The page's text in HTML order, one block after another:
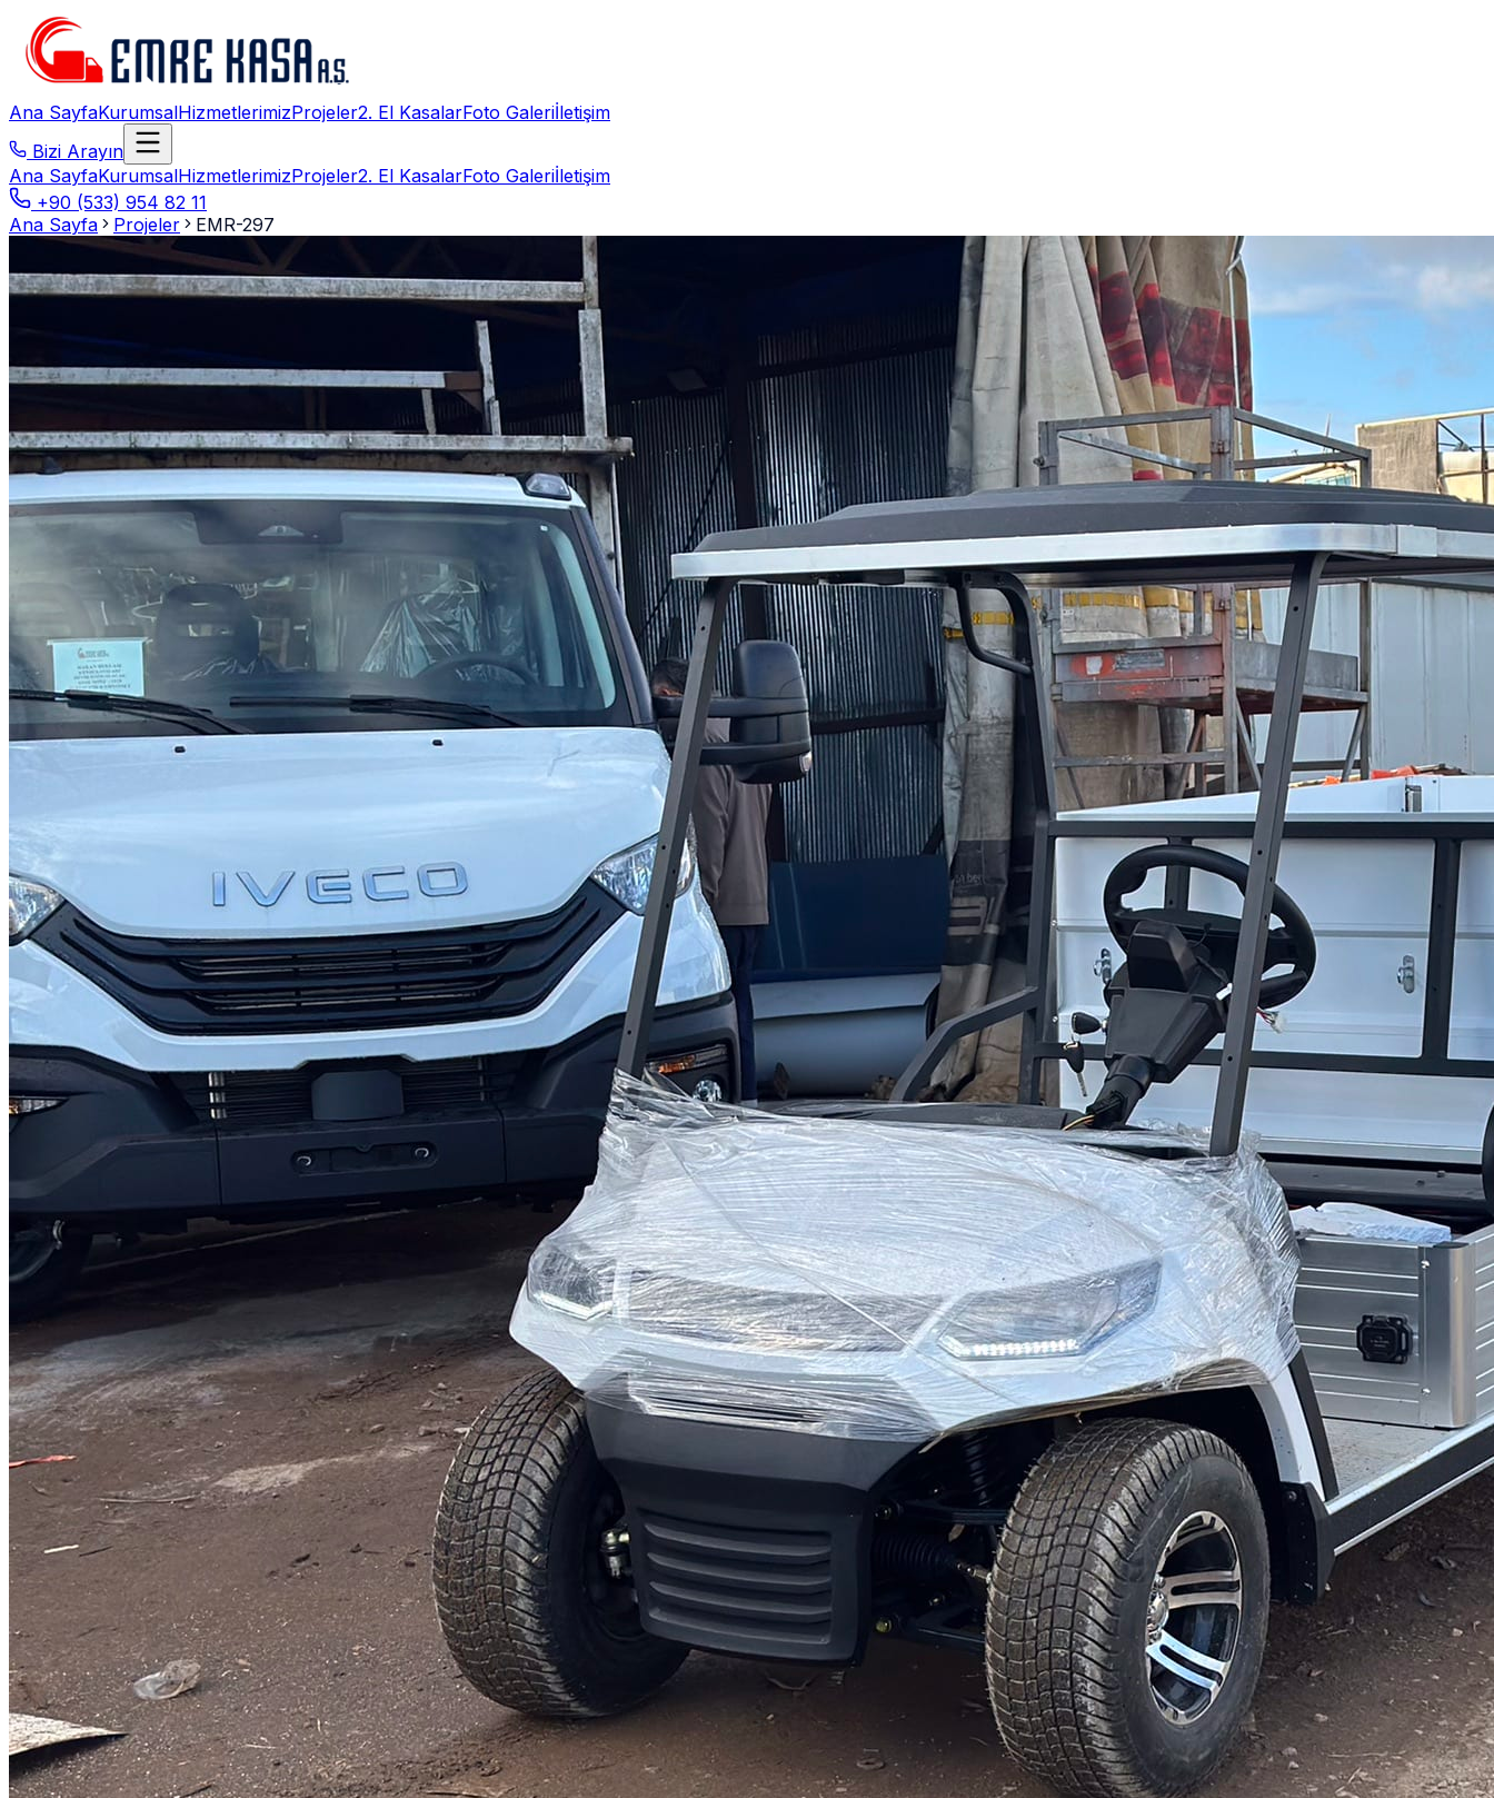
Ana SayfaKurumsalHizmetlerimizProjeler2. El KasalarFoto Galeriİletişim
Bizi Arayın
Ana SayfaKurumsalHizmetlerimizProjeler2. El KasalarFoto Galeriİletişim
+90 (533) 954 82 11
Ana Sayfa
Projeler EMR-297